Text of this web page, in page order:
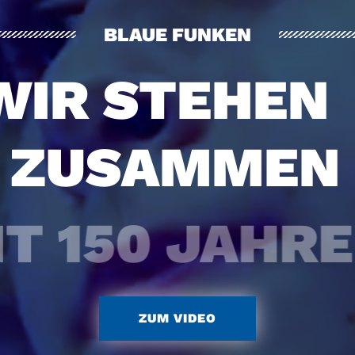
BLAUE FUNKEN
STEHEN
150
ZUM VIDEO